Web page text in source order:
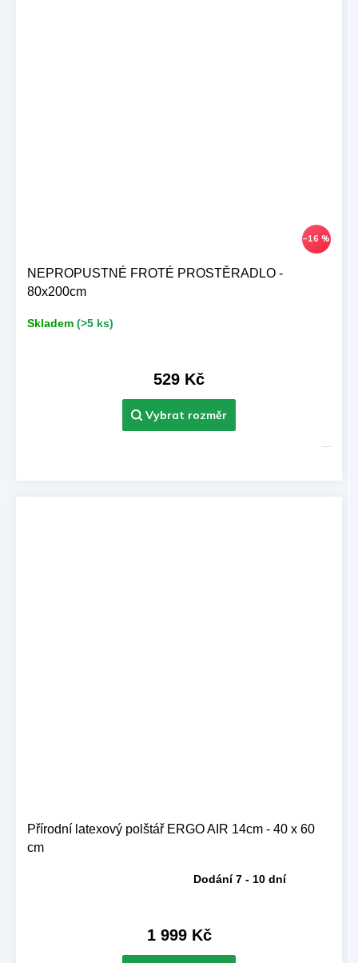
–16 %
NEPROPUSTNÉ FROTÉ PROSTĚRADLO -
80x200cm
Skladem (>5 ks)
529 Kč
Přírodní latexový polštář ERGO AIR 14cm - 40 x 60
cm
Dodání 7 - 10 dní
1 999 Kč